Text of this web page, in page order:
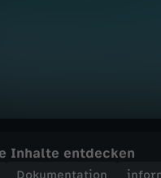
Inhalte entdecken
Dokumentation